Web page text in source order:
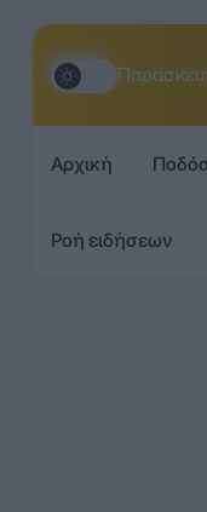
Αρχική
Ροή ειδήσεων